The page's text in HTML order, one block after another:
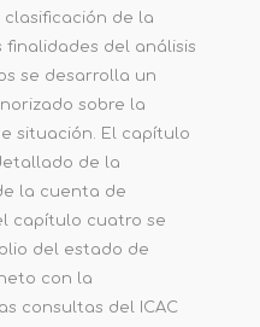
de la
del análisis
se desarrolla un
sobre la
situación. El capítulo
de la
la cuenta de
capítulo cuatro se
del estado de
con la
consultas del ICAC